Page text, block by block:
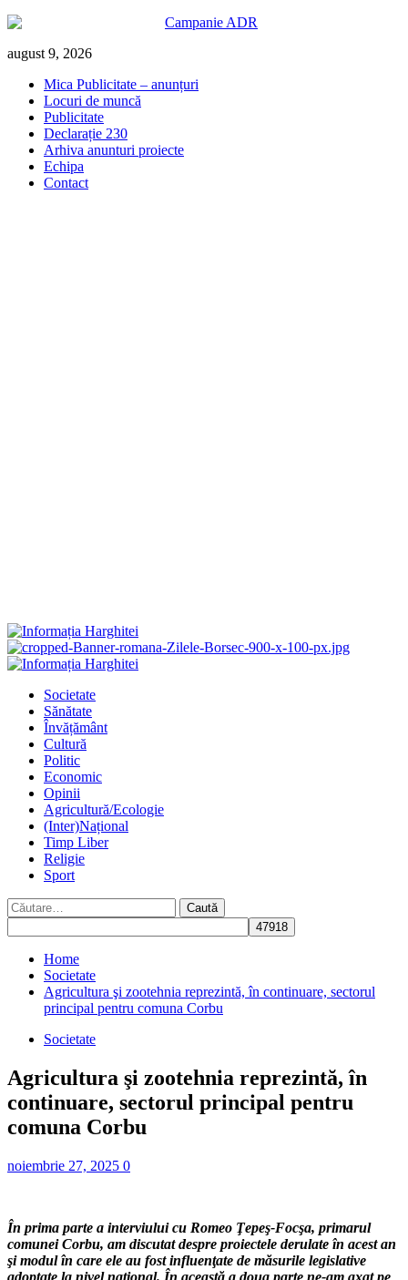
Skip
content
august 9, 2026
Mica Publicitate – anunțuri
Locuri de muncă
Publicitate
Declarație 230
Arhiva anunturi proiecte
Echipa
Contact
Primary
Societate
Sănătate
Învățământ
Cultură
Politic
Economic
Opinii
Agricultură/Ecologie
(Inter)Național
Timp Liber
Religie
Sport
Caută
după:
Home
Societate
Agricultura şi zootehnia reprezintă, în continuare, sectorul
principal pentru comuna Corbu
Societate
Agricultura şi zootehnia reprezintă, în
continuare, sectorul principal pentru
comuna Corbu
noiembrie 27, 2025 0
În prima parte a interviului cu Romeo Ţepeş-Focşa, primarul
comunei Corbu, am discutat despre proiectele derulate în acest an
şi modul în care ele au fost influenţate de măsurile legislative
adoptate la nivel naţional. În această a doua parte ne-am axat pe